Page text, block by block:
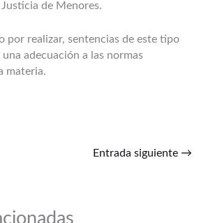
de Menores.
por realizar, sentencias de este tipo
adecuación a las normas
materia.
Entrada siguiente →